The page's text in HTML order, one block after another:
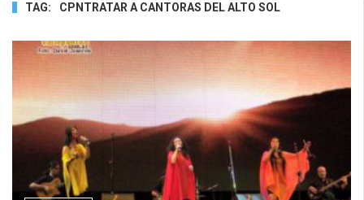
TAG: CPNTRATAR A CANTORAS DEL ALTO SOL